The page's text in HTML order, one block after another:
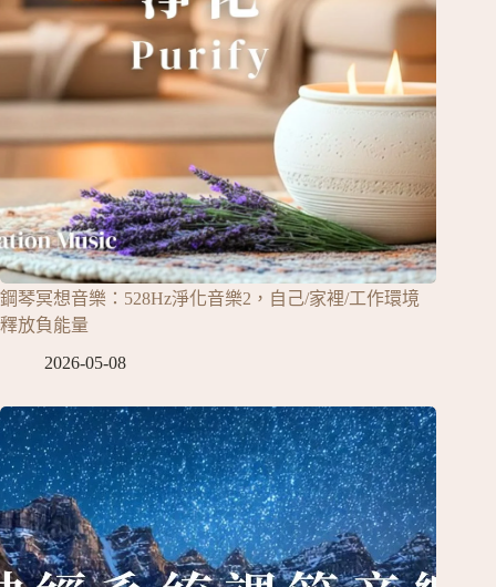
鋼琴冥想音樂：528Hz淨化音樂2，自己/家裡/工作環境
釋放負能量
2026-05-08